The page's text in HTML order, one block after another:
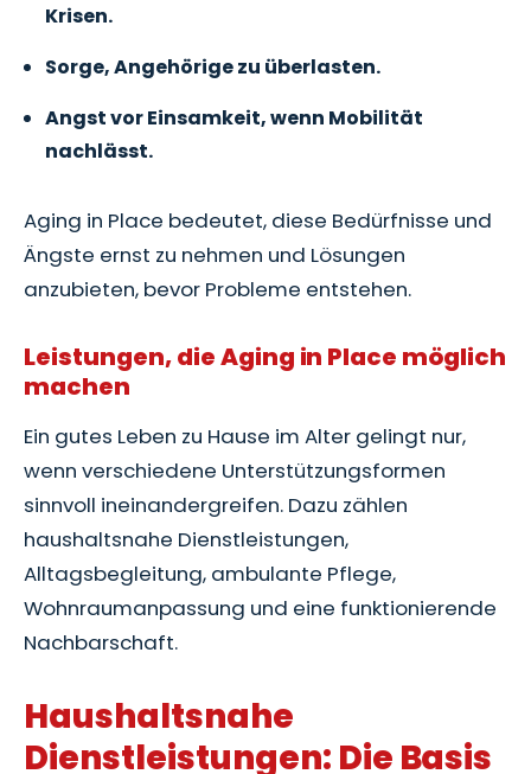
Krisen.
Sorge, Angehörige zu überlasten.
Angst vor Einsamkeit, wenn Mobilität
nachlässt.
Aging in Place bedeutet, diese Bedürfnisse und
Ängste ernst zu nehmen und Lösungen
anzubieten, bevor Probleme entstehen.
Leistungen, die Aging in Place möglich
machen
Ein gutes Leben zu Hause im Alter gelingt nur,
wenn verschiedene Unterstützungsformen
sinnvoll ineinandergreifen. Dazu zählen
haushaltsnahe Dienstleistungen,
Alltagsbegleitung, ambulante Pflege,
Wohnraumanpassung und eine funktionierende
Nachbarschaft.
Haushaltsnahe
Dienstleistungen: Die Basis